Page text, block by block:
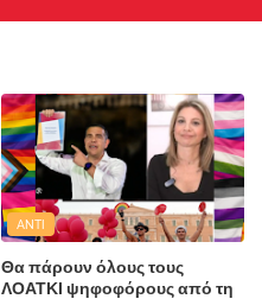
ANTI
Θα πάρουν όλους τους
ΛΟΑΤΚΙ ψηφοφόρους από τη